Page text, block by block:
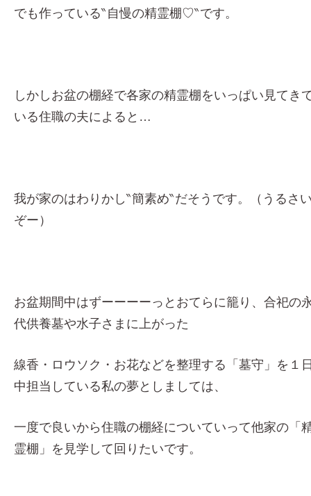
でも作っている‶自慢の精霊棚♡‶です。
しかしお盆の棚経で各家の精霊棚をいっぱい見てき
いる住職の夫によると…
我が家のはわりかし‶簡素め‶だそうです。（うるさ
ぞー）
お盆期間中はずーーーーっとおてらに籠り、合祀の
代供養墓や水子さまに上がった
線香・ロウソク・お花などを整理する「墓守」を１
中担当している私の夢としましては、
一度で良いから住職の棚経についていって他家の「
霊棚」を見学して回りたいです。